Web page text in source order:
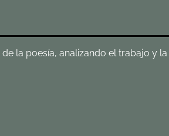
la poesía, analizando el trabajo y